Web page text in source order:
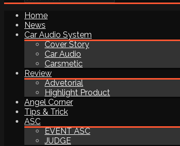
Home
News
Car Audio System
Cover Story
Car Audio
Carsmetic
Review
Advetorial
Highlight Product
Angel Corner
Tips & Trick
ASC
EVENT ASC
JUDGE